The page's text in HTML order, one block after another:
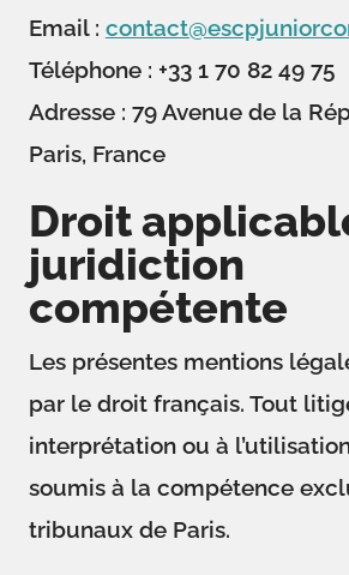
Email :
Téléphone : +33 1 70 82 49 75
Adresse : 79 Avenue de la
Paris, France
Droit
juridiction
compétente
Les présentes mentions
par le droit français. Tout
interprétation ou à
soumis à la compétence
tribunaux de Paris.